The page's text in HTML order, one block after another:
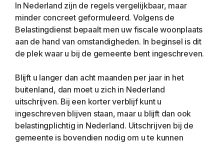
In Nederland zijn de regels vergelijkbaar, maar
minder concreet geformuleerd. Volgens de
Belastingdienst bepaalt men uw fiscale woonplaats
aan de hand van omstandigheden. In beginsel is dit
de plek waar u bij de gemeente bent ingeschreven.
Blijft u langer dan acht maanden per jaar in het
buitenland, dan moet u zich in Nederland
uitschrijven. Bij een korter verblijf kunt u
ingeschreven blijven staan, maar u blijft dan ook
belastingplichtig in Nederland. Uitschrijven bij de
gemeente is bovendien nodig om u te kunnen